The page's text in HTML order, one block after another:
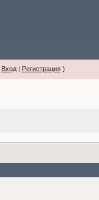
Вход| Регистрация)